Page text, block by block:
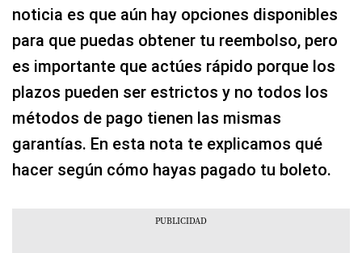
noticia es que aún hay opciones disponibles
para que puedas obtener tu reembolso, pero
es importante que actúes rápido porque los
plazos pueden ser estrictos y no todos los
métodos de pago tienen las mismas
garantías. En esta nota te explicamos qué
hacer según cómo hayas pagado tu boleto.